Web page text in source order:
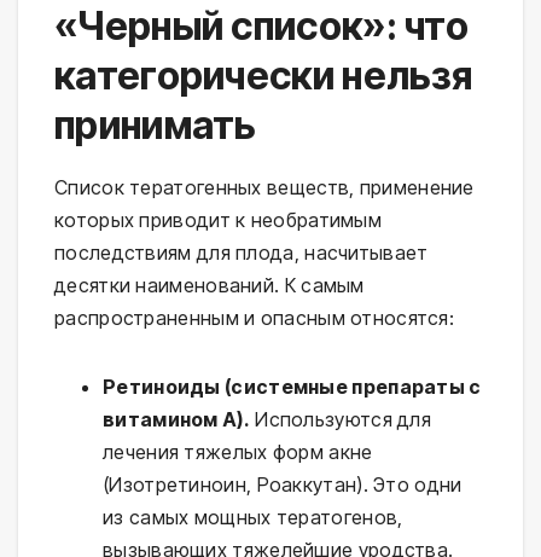
«Черный список»: что
категорически нельзя
принимать
Список тератогенных веществ, применение
которых приводит к необратимым
последствиям для плода, насчитывает
десятки наименований. К самым
распространенным и опасным относятся:
Ретиноиды (системные препараты с
витамином А). Используются для
лечения тяжелых форм акне
(Изотретиноин, Роаккутан). Это одни
из самых мощных тератогенов,
вызывающих тяжелейшие уродства.